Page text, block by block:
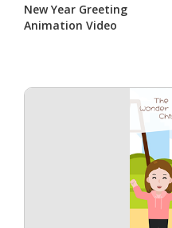
New Year Greeting
Animation Video